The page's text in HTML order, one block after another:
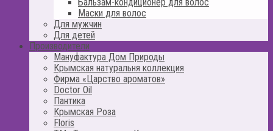
Маски для волос
Для мужчин
Для детей
Производители
Мануфактура Дом Природы
Крымская натуральня коллекция
Фирма «Царство ароматов»
Doctor Oil
Пантика
Крымская Роза
Floris